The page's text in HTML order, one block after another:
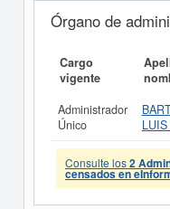
Órgano de
Cargo
vigente
Administrador
Único
Consulte los2
censados en